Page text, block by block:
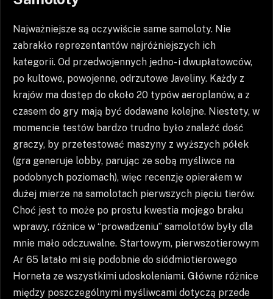
Najważniejsze są oczywiście same samoloty. Nie
zabrakło reprezentantów najróżniejszych ich
kategorii. Od przedwojennych jedno- i dwupłatowców,
po kultowe, powojenne, odrzutowe Javeliny. Każdy z
krajów ma dostęp do około 20 typów aeroplanów, a z
czasem do gry mają być dodawane kolejne. Niestety, w
momencie testów bardzo trudno było znaleźć dość
graczy, by przetestować maszyny z wyższych półek
(gra generuje lobby, parując ze sobą myśliwce na
podobnych poziomach), więc recenzję opierałem w
dużej mierze na samolotach pierwszych pięciu tierów.
Choć jest to może po prostu kwestia mojego braku
wprawy, różnice w “prowadzeniu” samolotów były dla
mnie mało odczuwalne. Startowym, pierwszotierowym
Ar 65 latało mi się podobnie do siódmiotierowego
Horneta ze wszystkimi udoskoleniami. Główne różnice
między poszczególnymi myśliwcami dotyczą przede